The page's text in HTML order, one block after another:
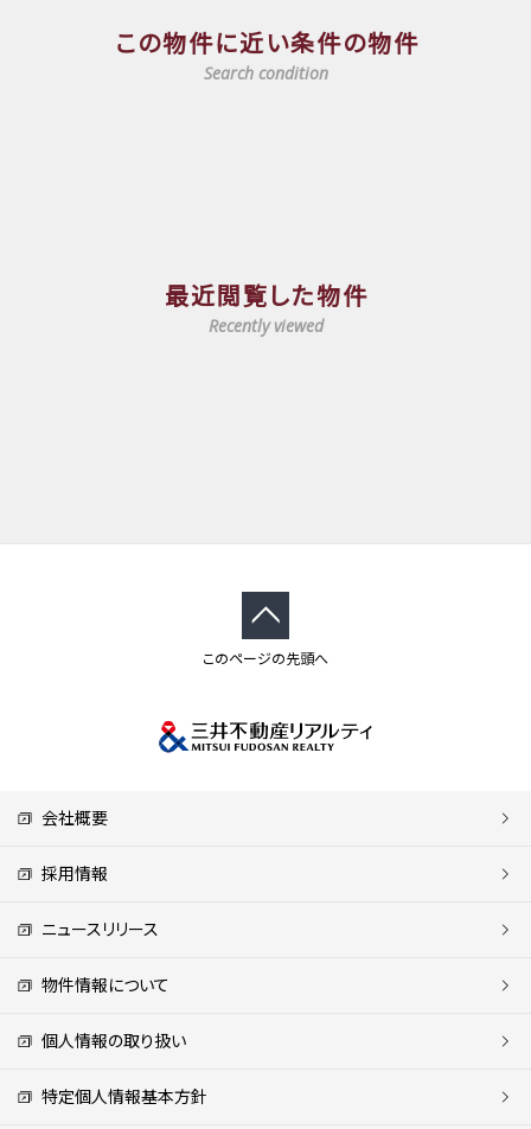
この物件に近い条件の物件
Search condition
最近閲覧した物件
Recently viewed
このページの先頭へ
会社概要
採用情報
ニュースリリース
物件情報について
個人情報の取り扱い
特定個人情報基本方針